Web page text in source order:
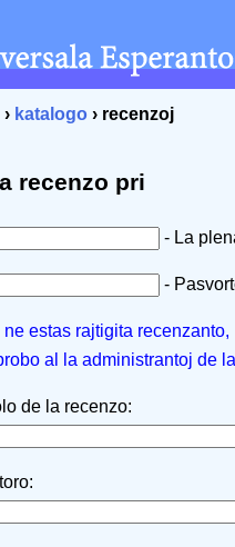
› katalogo › recenzoj
recenzo pri
- La
-
ne estas rajtigita
al la administrantoj de
de la recenzo: